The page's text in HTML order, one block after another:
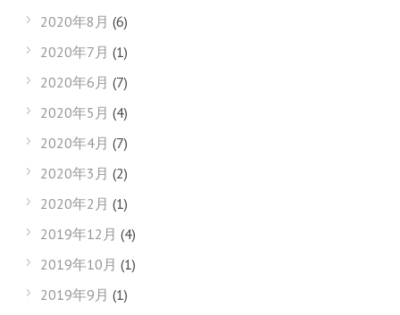
2020年8月 (6)
2020年7月 (1)
2020年6月 (7)
2020年5月 (4)
2020年4月 (7)
2020年3月 (2)
2020年2月 (1)
2019年12月 (4)
2019年10月 (1)
2019年9月 (1)